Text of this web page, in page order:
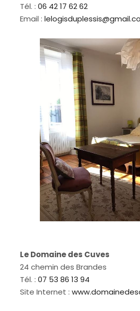
Tél. : 06 42 17 62 62
Email :
Le Domaine des Cuves
24 chemin des Brandes
Tél. : 07 53 86 13 94
Site Internet :